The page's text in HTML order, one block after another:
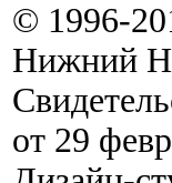
© 1996-
Нижний
от 29